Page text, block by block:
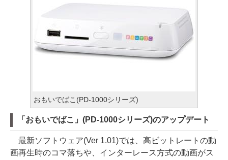
おもいでばこ(PD-1000シリーズ)
「おもいでばこ」(PD-1000シリーズ)のアップデート
最新ソフトウェア(Ver 1.01)では、高ビットレートの動
画再生時のコマ落ちや、インターレース方式の動画がス